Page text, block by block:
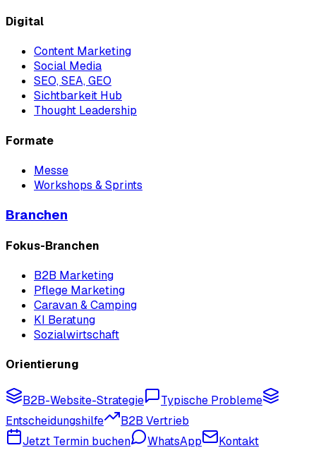
Digital
Content Marketing
Social Media
SEO, SEA, GEO
Sichtbarkeit Hub
Thought Leadership
Formate
Messe
Workshops & Sprints
Branchen
Fokus-Branchen
B2B Marketing
Pflege Marketing
Caravan & Camping
KI Beratung
Sozialwirtschaft
Orientierung
B2B-Website-Strategie
Typische Probleme
Entscheidungshilfe
B2B Vertrieb
Jetzt Termin buchen
WhatsApp Kontakt